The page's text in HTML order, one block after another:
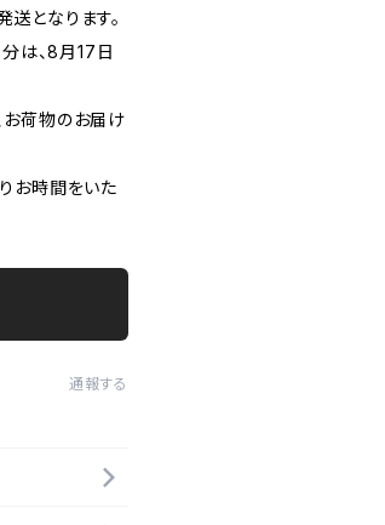
となります。
は、8月17日
荷物のお届け
お時間をいた
通報する